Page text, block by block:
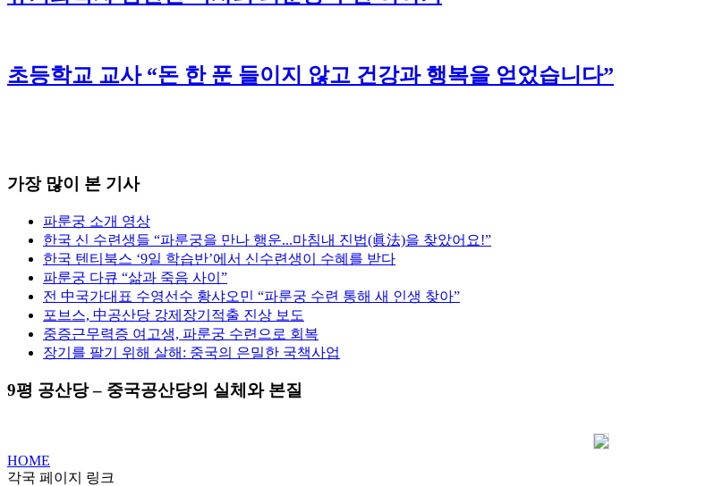
초등학교 교사 “돈 한 푼 들이지 않고 건강과 행복을 얻었습니다”
가장 많이 본 기사
파룬궁 소개 영상
한국 신 수련생들 “파룬궁을 만나 행운...마침내 진법(眞法)을 찾았어요!”
한국 텐티북스 ‘9일 학습반’에서 신수련생이 수혜를 받다
파룬궁 다큐 “삶과 죽음 사이”
전 中국가대표 수영선수 황샤오민 “파룬궁 수련 통해 새 인생 찾아”
포브스, 中공산당 강제장기적출 진상 보도
중증근무력증 여고생, 파룬궁 수련으로 회복
장기를 팔기 위해 살해: 중국의 은밀한 국책사업
9평 공산당 – 중국공산당의 실체와 본질
HOME
각국 페이지 링크